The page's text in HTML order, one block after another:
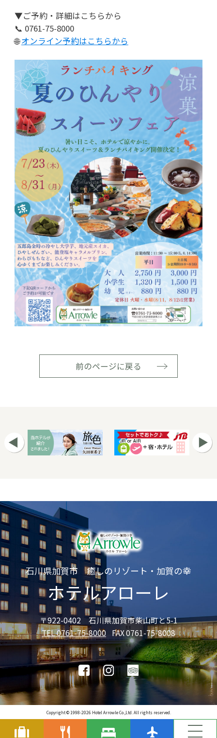
▼ご予約・詳細はこちらから
📞 0761-75-8000
🌐オンライン予約はこちらから
前のページに戻る
石川県加賀市 癒しのリゾート・加賀の幸
ホテルアローレ
〒922-0402 石川県加賀市柴山町と5-1
TEL 0761-75-8000 FAX 0761-75-8008
Copyright © 1998-2026 Hotel Arrowle Co.,Ltd. All rights reserved.